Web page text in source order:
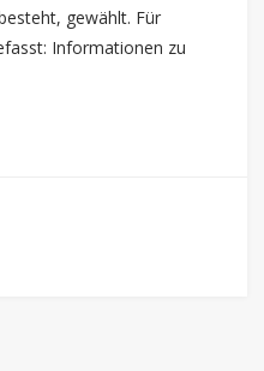
gewählt. Für
Informationen zu